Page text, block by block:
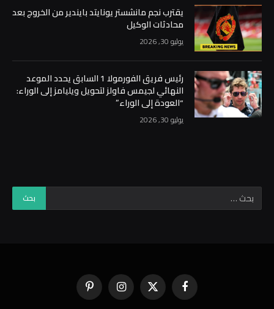
يقترب نجم مانشستر يونايتد بايندير من الخروج بعد
محادثات الوكيل
يوليو 30, 2026
رئيس فريق الفورمولا 1 السابق يحدد الموعد
النهائي لجيمس فاولز لتحويل ويليامز إلى الوراء:
“العودة إلى الوراء”
يوليو 30, 2026
فيسبوك X
(Twitter)
الانستغرامبينتيريست